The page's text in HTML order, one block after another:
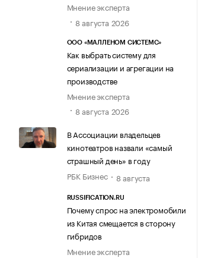
Мнение эксперта
8 августа 2026
ООО «МАЛЛЕНОМ СИСТЕМС»
Как выбрать систему для
сериализации и агрегации на
производстве
Мнение эксперта
8 августа 2026
В Ассоциации владельцев
кинотеатров назвали «самый
страшный день» в году
РБК Бизнес
8 августа
RUSSIFICATION.RU
Почему спрос на электромобили
из Китая смещается в сторону
гибридов
Мнение эксперта